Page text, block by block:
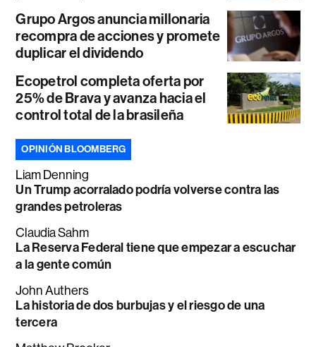
Grupo Argos anuncia millonaria
recompra de acciones y promete
duplicar el dividendo
Ecopetrol completa oferta por
25% de Brava y avanza hacia el
control total de la brasileña
OPINIÓN BLOOMBERG
Liam Denning
Un Trump acorralado podría volverse contra las
grandes petroleras
Claudia Sahm
La Reserva Federal tiene que empezar a escuchar
a la gente común
John Authers
La historia de dos burbujas y el riesgo de una
tercera